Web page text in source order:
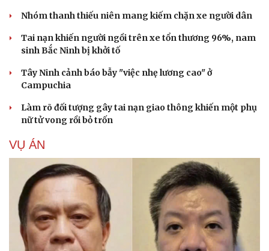
Nhóm thanh thiếu niên mang kiếm chặn xe người dân
Tai nạn khiến người ngồi trên xe tổn thương 96%, nam
sinh Bắc Ninh bị khởi tố
Tây Ninh cảnh báo bẫy "việc nhẹ lương cao" ở
Campuchia
Làm rõ đối tượng gây tai nạn giao thông khiến một phụ
nữ tử vong rồi bỏ trốn
VỤ ÁN